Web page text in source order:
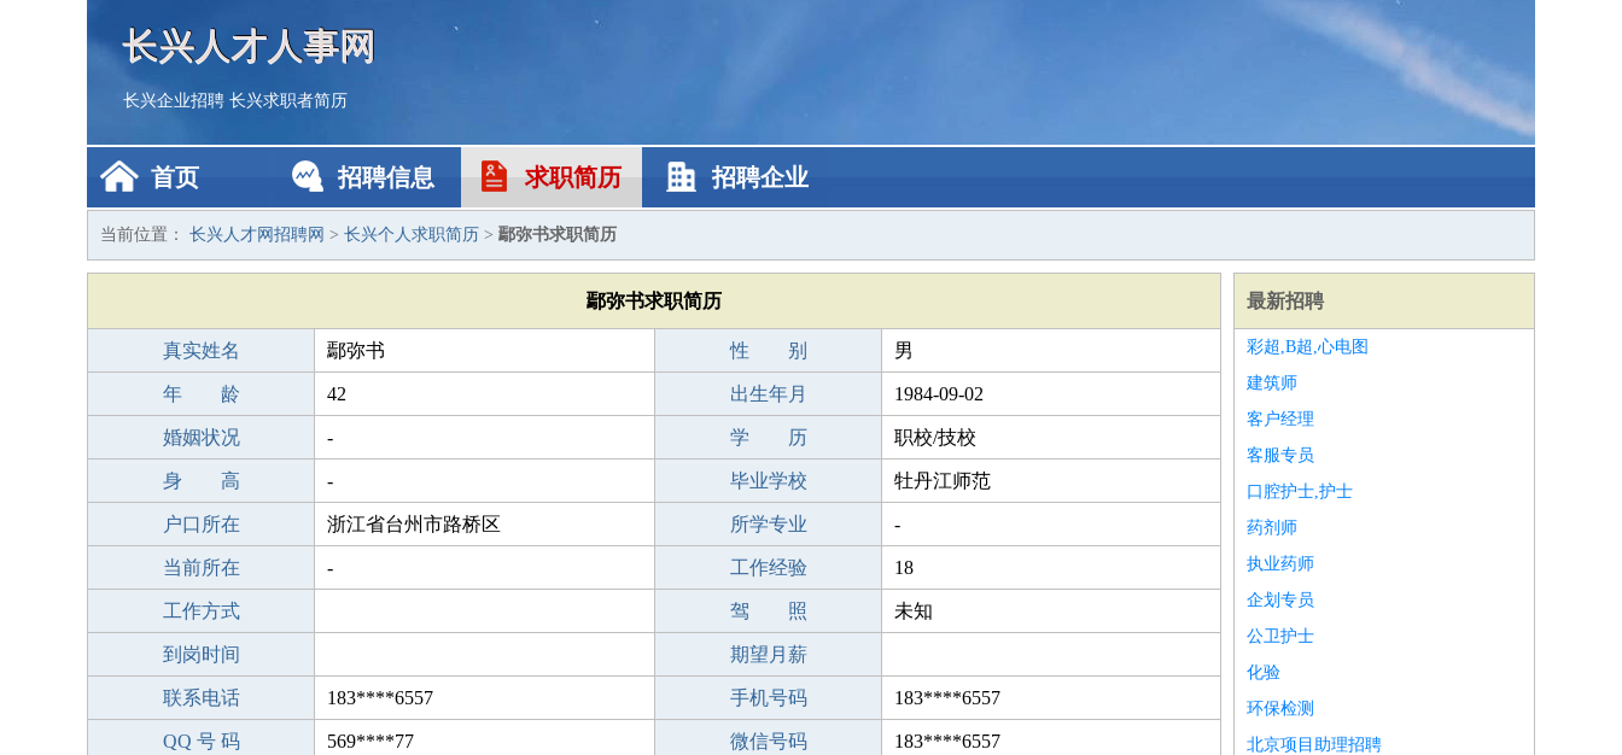
长兴人才人事网
长兴企业招聘 长兴求职者简历
首页 招聘信息 求职简历 招聘企业
当前位置： 长兴人才网招聘网 > 长兴个人求职简历 > 鄢弥书求职简历
鄢弥书求职简历
真实姓名 鄢弥书 性 别 男
年 龄 42 出生年月 1984-09-02
婚姻状况 - 学 历 职校/技校
身 高 - 毕业学校 牡丹江师范
户口所在 浙江省台州市路桥区 所学专业 -
当前所在 - 工作经验 18
工作方式 驾 照 未知
到岗时间 期望月薪
联系电话 183****6557 手机号码 183****6557
QQ 号 码 569****77 微信号码 183****6557
最新招聘
彩超,B超,心电图
建筑师
客户经理
客服专员
口腔护士,护士
药剂师
执业药师
企划专员
公卫护士
化验
环保检测
北京项目助理招聘